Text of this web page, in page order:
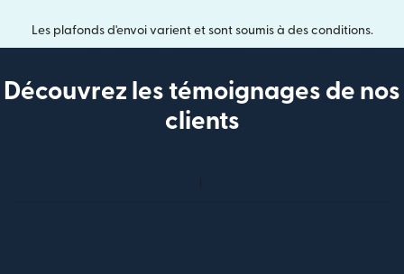
Les plafonds d'envoi varient et sont soumis à des conditions.
Découvrez les témoignages de nos
clients